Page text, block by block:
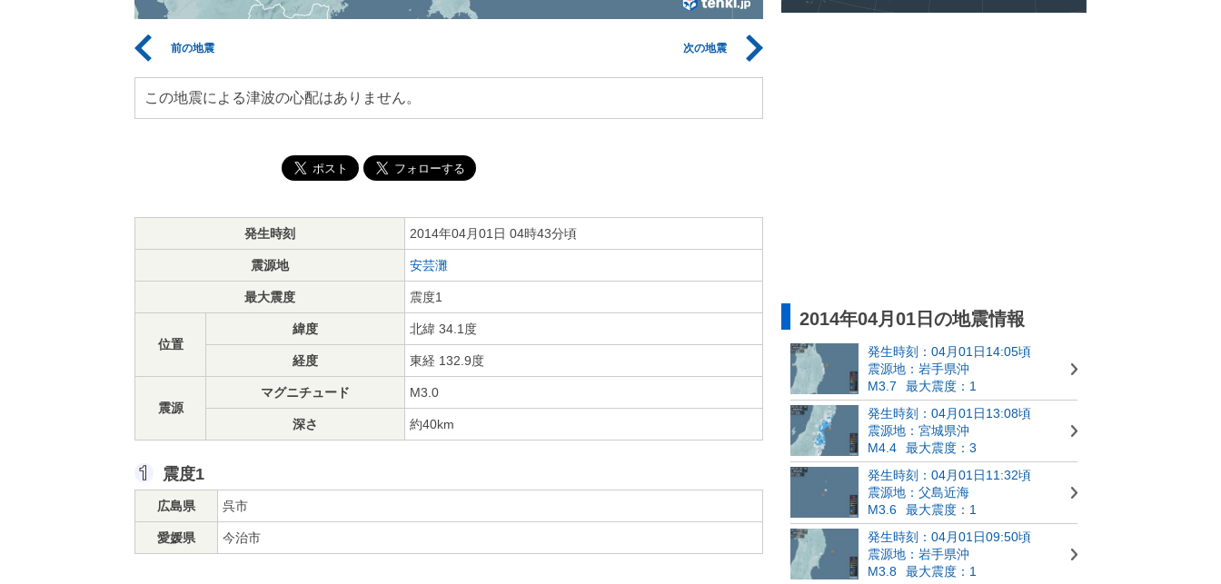
前の地震 次の地震
この地震による津波の心配はありません。
発生時刻 2014年04月01日 04時43分頃
震源地 安芸灘
最大震度 震度1
位置
緯度 北緯 34.1度
経度 東経 132.9度
震源
マグニチュード M3.0
深さ 約40km
震度1
広島県 呉市
愛媛県 今治市
2014年04月01日の地震情報
発生時刻：04月01日14:05頃
震源地：岩手県沖
M3.7
最大震度：1
発生時刻：04月01日13:08頃
震源地：宮城県沖
M4.4
最大震度：3
発生時刻：04月01日11:32頃
震源地：父島近海
M3.6
最大震度：1
発生時刻：04月01日09:50頃
震源地：岩手県沖
M3.8
最大震度：1